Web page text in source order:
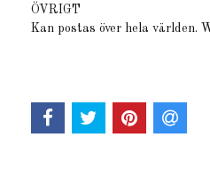
ÖVRIGT
Kan postas över hela världen.